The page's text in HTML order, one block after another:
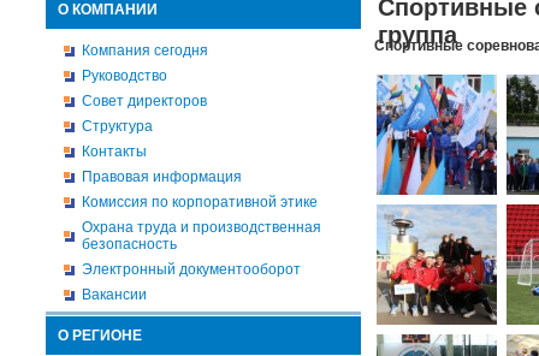
О КОМПАНИИ
Компания сегодня
Руководство
Совет директоров
Структура
Контакты
Правовая информация
Комиссия по корпоративной этике
Охрана труда и производственная
безопасность
Электронный документооборот
Вакансии
О РЕГИОНЕ
Спортивные
группа
Спортивные